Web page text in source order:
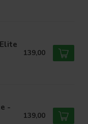
139,00
-
139,00